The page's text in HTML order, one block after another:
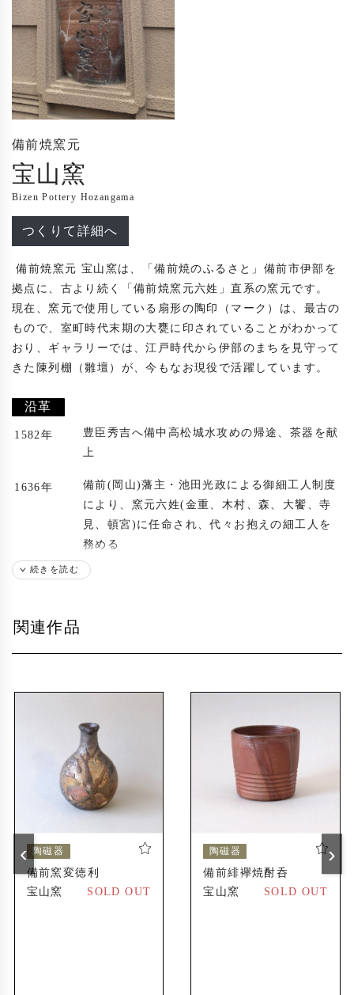
備前焼窯元
宝山窯
Bizen Pottery Hozangama
つくりて詳細へ
備前焼窯元 宝山窯は、「備前焼のふるさと」備前市伊部を
拠点に、古より続く「備前焼窯元六姓」直系の窯元です。
現在、窯元で使用している扇形の陶印（マーク）は、最古の
もので、室町時代末期の大甕に印されていることがわかって
おり、ギャラリーでは、江戸時代から伊部のまちを見守って
きた陳列棚（雛壇）が、今もなお現役で活躍しています。
沿革
1582年
豊臣秀吉へ備中高松城水攻めの帰途、茶器を献
上
1636年
備前(岡山)藩主・池田光政による御細工人制度
により、窯元六姓(金重、木村、森、大饗、寺
見、頓宮)に任命され、代々お抱えの細工人を
務める
1870年
森彌一郎(大正13年歿)が養子に入り、森姓を名
1972年
不老山(備前市伊部)の山麓に全長12メートルの
穴窯を築窯
広島県神石高原町(旧油木町)に工房と窯(仙養ヶ
原 宝山窯)を新設
海外展開ブランド「GENSO」を設立、欧米や
アジア圏での取り扱いが始まる
出展歴
続きを読む
関連作品
陶磁器
備前窯変徳利
宝山窯
SOLD OUT
陶磁器
備前緋襷焼酎呑
宝山窯
SOLD OUT
‹ ›